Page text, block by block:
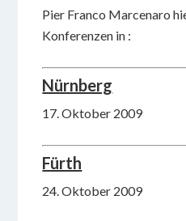
Pier Franco Marcenaro
Konferenzen in :
Nürnberg
17. Oktober 2009
Fürth
24. Oktober 2009